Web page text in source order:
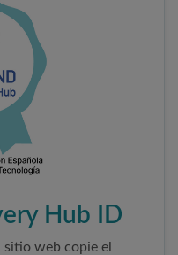
Hub ID
sitio web copie el